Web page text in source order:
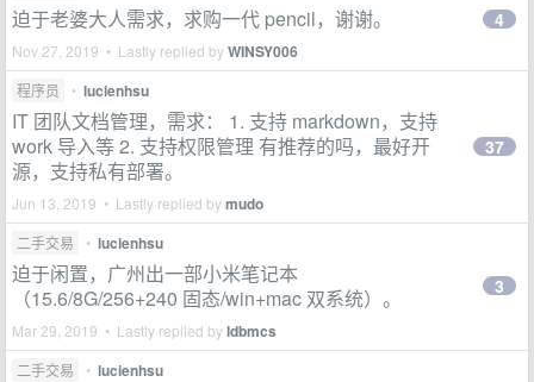
迫于老婆大人需求，求购一代 pencil，谢谢。
Nov 27, 2019 • Lastly replied byWINSY006
4
程序员 • lucienhsu
IT 团队文档管理，需求： 1. 支持 markdown，支持
work 导入等 2. 支持权限管理 有推荐的吗，最好开
源，支持私有部署。
Jun 13, 2019 • Lastly replied bymudo
37
二手交易 • lucienhsu
迫于闲置，广州出一部小米笔记本
（15.6/8G/256+240 固态/win+mac 双系统）。
Mar 29, 2019 • Lastly replied byldbmcs
3
二手交易 • lucienhsu